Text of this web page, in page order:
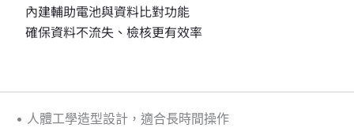
內建輔助電池與資料比對功能
確保資料不流失、檢核更有效率
• 人體工學造型設計，適合長時間操作